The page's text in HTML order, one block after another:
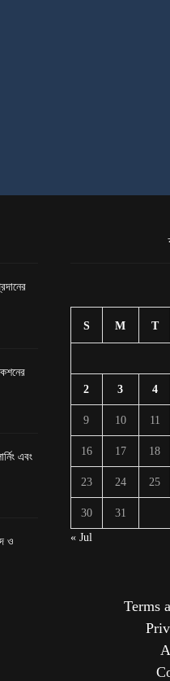
এবং
ও
S M T
2 3 4
9 10 11
16 17 18
23 24 25
30
31
« Jul
Terms